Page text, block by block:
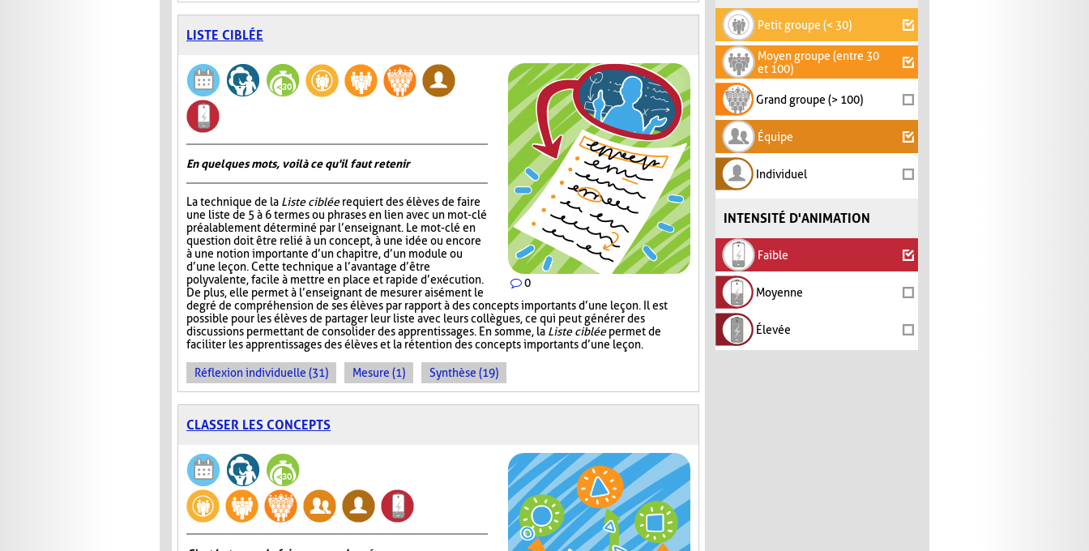
Petit groupe (< 30)
Moyen groupe (entre 30
et 100)
Grand groupe (> 100)
Équipe
Individuel
INTENSITÉ D'ANIMATION
Faible
Moyenne
Élevée
LISTE CIBLÉE
0
En quelques mots, voilà ce qu'il faut retenir
La technique de la Liste cibléerequiert des élèves de faire
une liste de 5 à 6 termes ou phrases en lien avec un mot-clé
préalablement déterminé par l’enseignant. Le mot-clé en
question doit être relié à un concept, à une idée ou encore
à une notion importante d’un chapitre, d’un module ou
d’une leçon. Cette technique a l’avantage d’être
polyvalente, facile à mettre en place et rapide d’exécution.
De plus, elle permet à l’enseignant de mesurer aisément le
degré de compréhension de ses élèves par rapport à des concepts importants d’une leçon. Il est
possible pour les élèves de partager leur liste avec leurs collègues, ce qui peut générer des
discussions permettant de consolider des apprentissages. En somme, la Liste cibléepermet de
faciliter les apprentissages des élèves et la rétention des concepts importants d’une leçon.
Réflexion individuelle (31) Mesure (1) Synthèse (19)
CLASSER LES CONCEPTS